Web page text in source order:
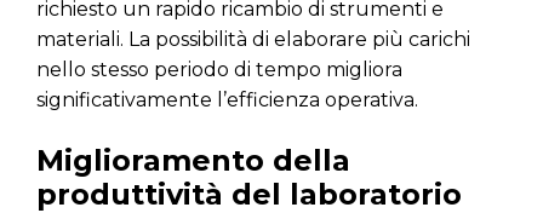
richiesto un rapido ricambio di strumenti e
materiali. La possibilità di elaborare più carichi
nello stesso periodo di tempo migliora
significativamente l’efficienza operativa.
Miglioramento della
produttività del laboratorio